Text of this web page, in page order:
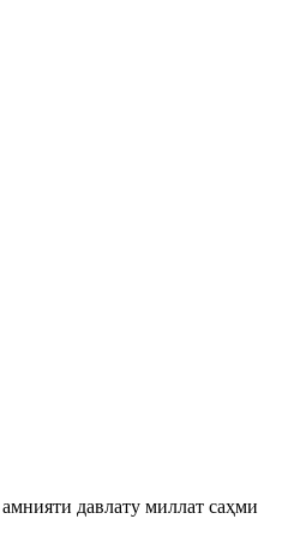
давлату миллат саҳми